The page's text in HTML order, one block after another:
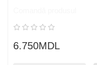
6.750MDL